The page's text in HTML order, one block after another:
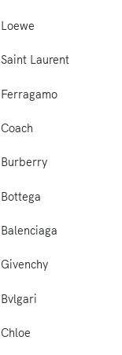
Loewe
Saint Laurent
Ferragamo
Coach
Burberry
Bottega
Balenciaga
Givenchy
Bvlgari
Chloe